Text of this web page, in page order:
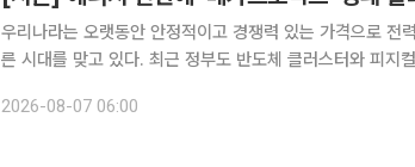
우리나라는 오랫동안 안정적이고 경쟁력 있는 가격으로 전
른 시대를 맞고 있다. 최근 정부도 반도체 클러스터와 피지
시아·우크라이나 전쟁과 중동 정세는 화석연료 수입에 과도
2026-08-07 06:00